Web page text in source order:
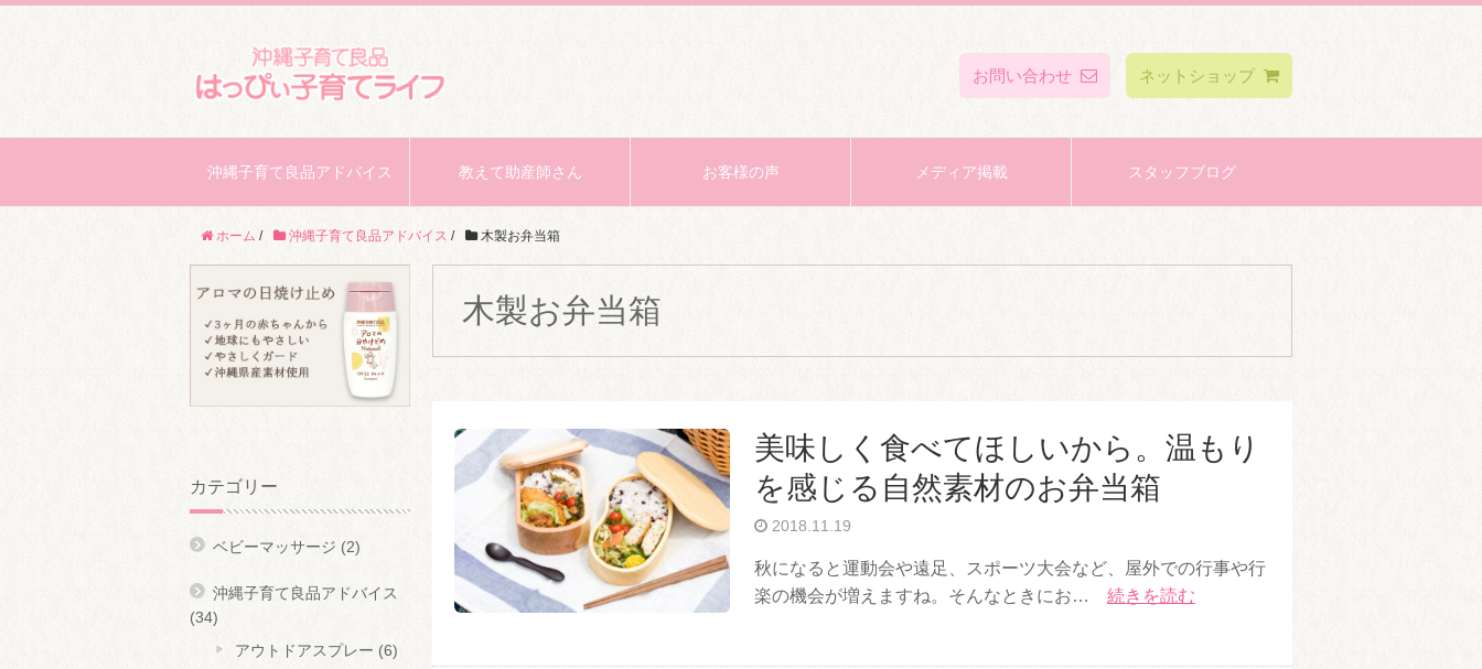
お問い合わせ ネットショップ
沖縄子育て良品アドバイス 教えて助産師さん お客様の声 メディア掲載 スタッフブログ
ホーム / 沖縄子育て良品アドバイス / 木製お弁当箱
木製お弁当箱
美味しく食べてほしいから。温もり
を感じる自然素材のお弁当箱
2018.11.19
秋になると運動会や遠足、スポーツ大会など、屋外での行事や行
楽の機会が増えますね。そんなときにお… 続きを読む
カテゴリー
ベビーマッサージ (2)
沖縄子育て良品アドバイス
(34)
アウトドアスプレー (6)